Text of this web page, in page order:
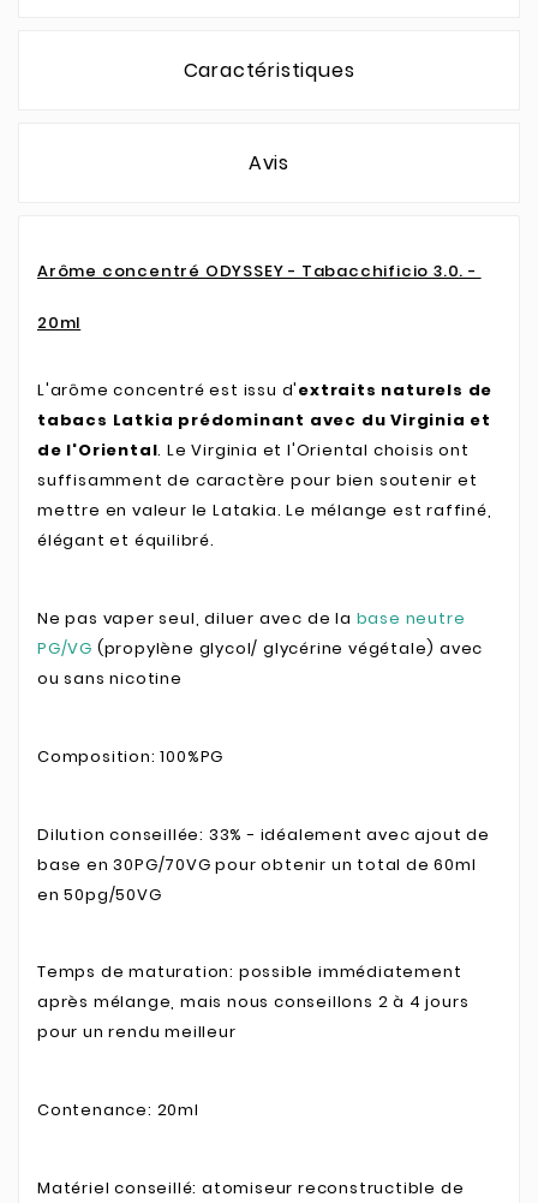
Caractéristiques
Avis
Arôme concentré ODYSSEY - Tabacchificio 3.0. -
20ml
L'arôme concentré est issu d'extraits naturels de
tabacs Latkia prédominant avec du Virginia et
de l'Oriental. Le Virginia et l'Oriental choisis ont
suffisamment de caractère pour bien soutenir et
mettre en valeur le Latakia. Le mélange est raffiné,
élégant et équilibré.
Ne pas vaper seul, diluer avec de la base neutre
PG/VG (propylène glycol/ glycérine végétale) avec
ou sans nicotine
Composition: 100%PG
Dilution conseillée: 33% - idéalement avec ajout de
base en 30PG/70VG pour obtenir un total de 60ml
en 50pg/50VG
Temps de maturation: possible immédiatement
après mélange, mais nous conseillons 2 à 4 jours
pour un rendu meilleur
Contenance: 20ml
Matériel conseillé: atomiseur reconstructible de